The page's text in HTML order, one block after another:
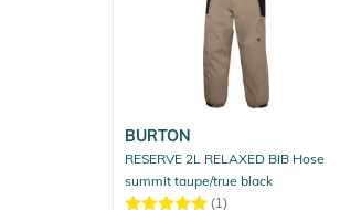
BURTON
RESERVE 2L RELAXED BIB Hose
summit taupe/true black
(1)